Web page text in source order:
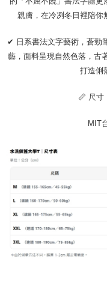
ださい（https://aftee.tw/
納金が加算されます。未成
の同意を得ればAFTEEをご
にご連絡ください。上記に
理、利用を許可することに
親膚，在冷冽冬日裡陪
✔ 日系書法文字藝術，蒼勁
藝，面料呈現自然色落，古
打造俐
📏 尺寸
MIT